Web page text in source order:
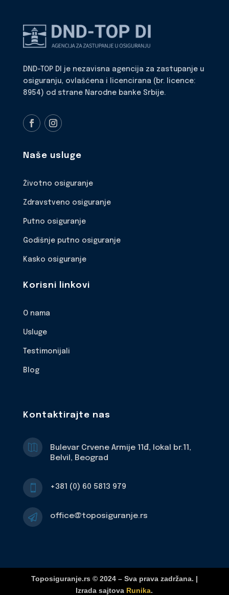
DND-TOP DI je nezavisna agencija za zastupanje u
osiguranju, ovlašćena i licencirana (br. licence:
8954) od strane Narodne banke Srbije.
Naše usluge
Životno osiguranje
Zdravstveno osiguranje
Putno osiguranje
Godišnje putno osiguranje
Kasko osiguranje
Korisni linkovi
O nama
Usluge
Testimonijali
Blog
Kontaktirajte nas
Bulevar Crvene Armije 11đ, lokal br.11,
Belvil, Beograd
+381 (0) 60 5813 979
 office@toposiguranje.rs
Toposiguranje.rs © 2024 – Sva prava zadržana. |
Izrada sajtova Runika.